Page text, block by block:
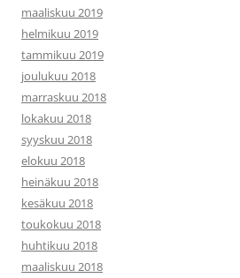
maaliskuu 2019
helmikuu 2019
tammikuu 2019
joulukuu 2018
marraskuu 2018
lokakuu 2018
syyskuu 2018
elokuu 2018
heinäkuu 2018
kesäkuu 2018
toukokuu 2018
huhtikuu 2018
maaliskuu 2018